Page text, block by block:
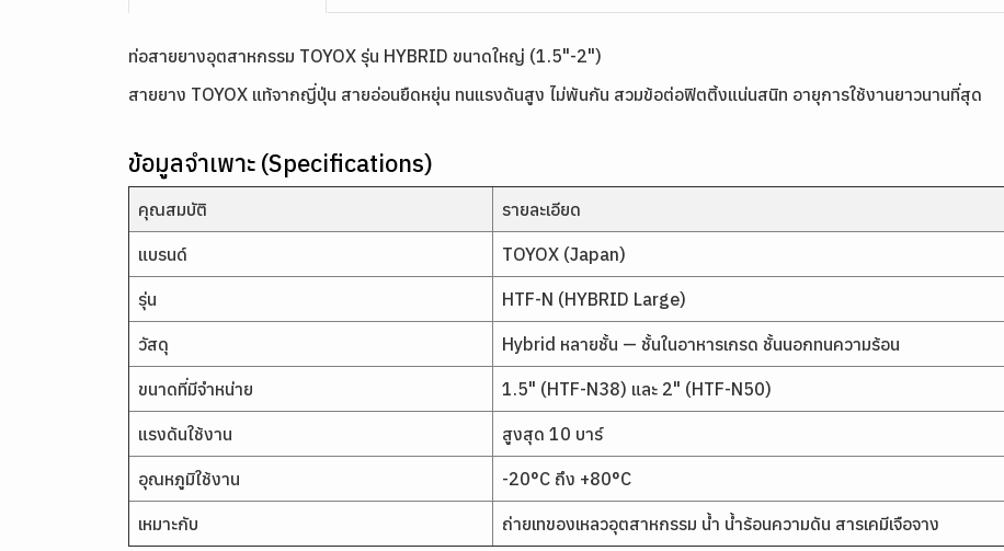
ท่อสายยางอุตสาหกรรม TOYOX รุ่น HYBRID ขนาดใหญ่ (1.5"-2")
สายยาง TOYOX แท้จากญี่ปุ่น สายอ่อนยืดหยุ่น ทนแรงดันสูง ไม่พันกัน สวมข้อต่อฟิตติ้งแน่นสนิท อายุการใช้งานยาวนานที่สุด
ข้อมูลจำเพาะ (Specifications)
คุณสมบัติ รายละเอียด
แบรนด์ TOYOX (Japan)
รุ่น HTF-N (HYBRID Large)
วัสดุ Hybrid หลายชั้น — ชั้นในอาหารเกรด ชั้นนอกทนความร้อน
ขนาดที่มีจำหน่าย 1.5" (HTF-N38) และ 2" (HTF-N50)
แรงดันใช้งาน สูงสุด 10 บาร์
อุณหภูมิใช้งาน -20°C ถึง +80°C
เหมาะกับ ถ่ายเทของเหลวอุตสาหกรรม น้ำ น้ำร้อนความดัน สารเคมีเจือจาง